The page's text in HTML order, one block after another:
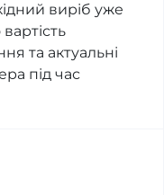
виріб уже
та актуальні
під час